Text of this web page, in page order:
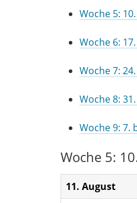
Woche 5:
Woche 6:
Woche 7:
Woche 8:
Woche 9: 7.
Woche 5:
11. August